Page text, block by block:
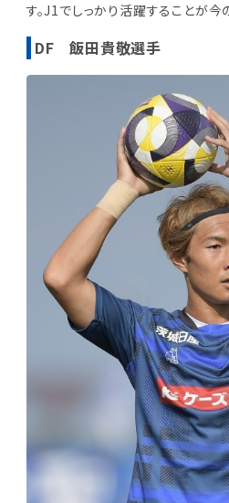
す。J1でしっかり活躍することが今
DF 飯田貴敬選手